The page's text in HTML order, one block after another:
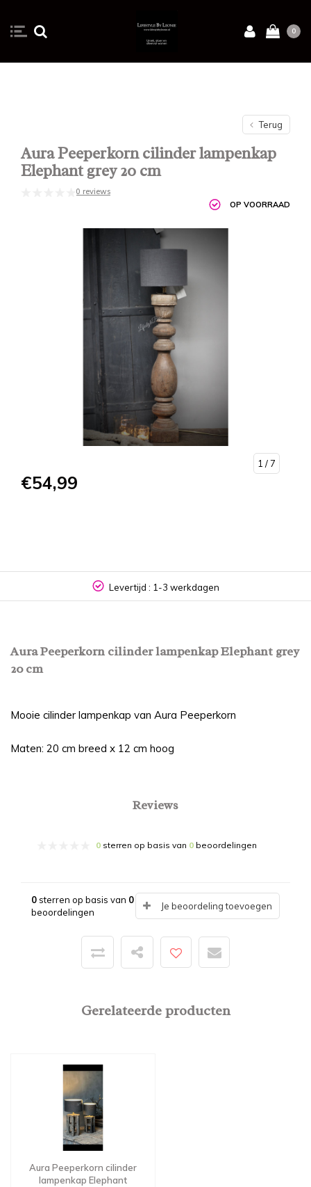
0
Terug
Aura Peeperkorn cilinder lampenkap
Elephant grey 20 cm
0 reviews
OP VOORRAAD
1 / 7
€54,99
Levertijd : 1-3 werkdagen
Aura Peeperkorn cilinder lampenkap Elephant grey
20 cm
Mooie cilinder lampenkap van Aura Peeperkorn
Maten: 20 cm breed x 12 cm hoog
Reviews
0 sterren op basis van 0 beoordelingen
0sterren op basis van 0
beoordelingen
Je beoordeling toevoegen
Gerelateerde producten
Aura Peeperkorn cilinder
lampenkap Elephant